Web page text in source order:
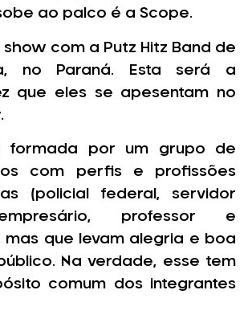
ao palco é a Scope.
show com a Putz Hitz Band de
no Paraná. Esta será a
que eles se apesentam no
formada por um grupo de
com perfis e profissões
(policial federal, servidor
professor e
mas que levam alegria e boa
Na verdade, esse tem
comum dos integrantes